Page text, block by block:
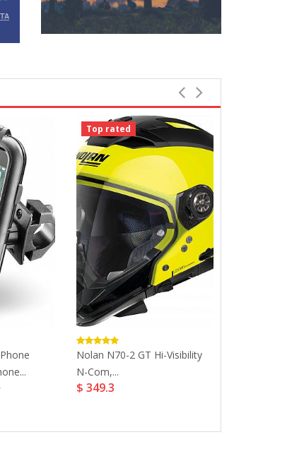
Top rated
Nolan N70-2 GT Hi-Visibility
N-Com,...
$ 349.3